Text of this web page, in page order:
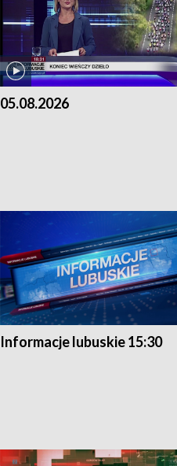
05.08.2026
Informacje lubuskie 15:30